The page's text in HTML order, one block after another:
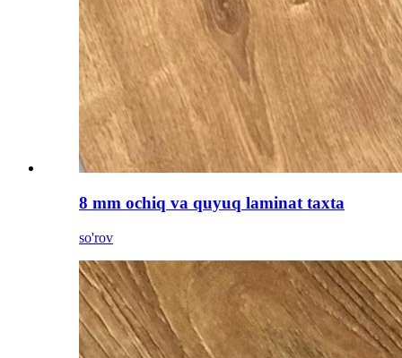
8 mm ochiq va quyuq laminat taxta
so'rov